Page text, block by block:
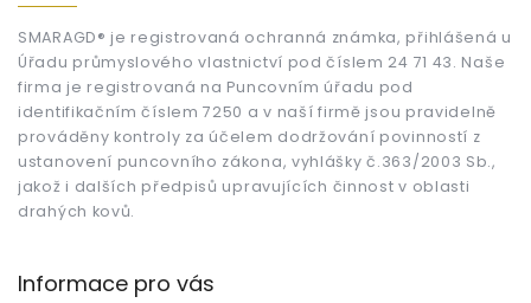
SMARAGD® je registrovaná ochranná známka, přihlášená u
Úřadu průmyslového vlastnictví pod číslem 24 71 43. Naše
firma je registrovaná na Puncovním úřadu pod
identifikačním číslem 7250 a v naší firmě jsou pravidelně
prováděny kontroly za účelem dodržování povinností z
ustanovení puncovního zákona, vyhlášky č.363/2003 Sb.,
jakož i dalších předpisů upravujících činnost v oblasti
drahých kovů.
Informace pro vás